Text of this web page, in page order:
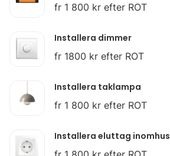
fr 1 800 kr efter ROT
Installera dimmer
fr 1800 kr efter ROT
Installera taklampa
fr 1 800 kr efter ROT
Installera eluttag inomhus